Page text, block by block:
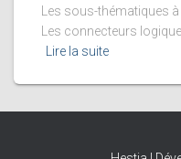
Les sous-thématiques
Les connecteurs
Lire la suite